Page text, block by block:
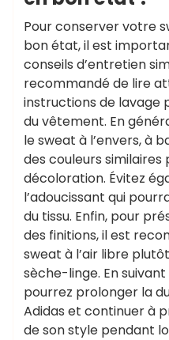
Pour conserver votre
bon état, il est
conseils d’entretien
recommandé de lire
instructions de lavage
du vêtement. En
le sweat à l’envers, à
des couleurs
décoloration. Évitez
l’adoucissant qui
du tissu. Enfin, pour
des finitions, il est
sweat à l’air libre
sèche-linge. En
pourrez prolonger la
Adidas et continuer à
de son style pendant